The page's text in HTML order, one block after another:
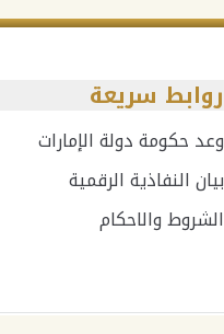
روابط سريعة
وعد حكومة دولة الإمارات
بيان النفاذية الرقمية
الشروط والاحكام